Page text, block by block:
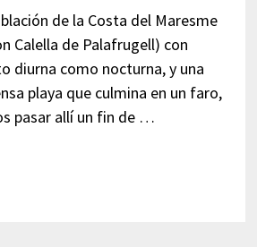
de la Costa del Maresme
Calella de Palafrugell) con
diurna como nocturna, y una
playa que culmina en un faro,
pasar allí un fin de …